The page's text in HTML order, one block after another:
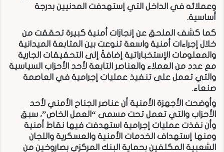
وعملائه في الداخل التي إستهدفت المدنيين بدرجة
أساسية.
كما كشف الملحق عن إنجازات أمنية كبيرة تحققت من
خلال إجراءات أمنية واسعة تنوعت بين المتابعة الميدانية
والمعلومات الإستخباراتية إضافةً إلى التحقيقات الجارية
مع عدد من العملاء والعناصر التابعة لأحد الأحزاب السياسية
والتي تعمل على تنفيذ عمليات إجرامية في العاصمة
صنعاء.
وأوضحت الأجهزة الأمنية أن عناصر الجناح الأمني لأحد
الأحزاب والتي تعمل تحت مسمى “العمل الخاص”، سبق
وأن نفذت عمليات إجرامية استهدفت فيها نقاط أمنية
ومنها إستهداف الخدمات الأمنية والعسكرية واللجان
الشعبية المكلفين بحماية البنك المركزي بصاروخين من